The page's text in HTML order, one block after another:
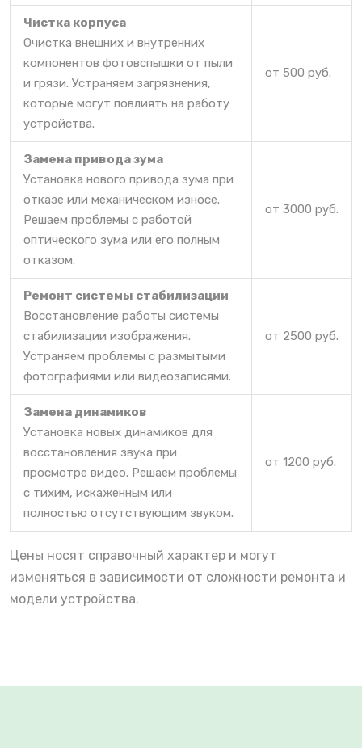
Чистка корпуса
Очистка внешних и внутренних
компонентов фотовспышки от пыли
и грязи. Устраняем загрязнения,
которые могут повлиять на работу
устройства.
от 500 руб.
Замена привода зума
Установка нового привода зума при
отказе или механическом износе.
Решаем проблемы с работой
оптического зума или его полным
отказом.
от 3000 руб.
Ремонт системы стабилизации
Восстановление работы системы
стабилизации изображения.
Устраняем проблемы с размытыми
фотографиями или видеозаписями.
от 2500 руб.
Замена динамиков
Установка новых динамиков для
восстановления звука при
просмотре видео. Решаем проблемы
с тихим, искаженным или
полностью отсутствующим звуком.
от 1200 руб.
Цены носят справочный характер и могут
изменяться в зависимости от сложности ремонта и
модели устройства.